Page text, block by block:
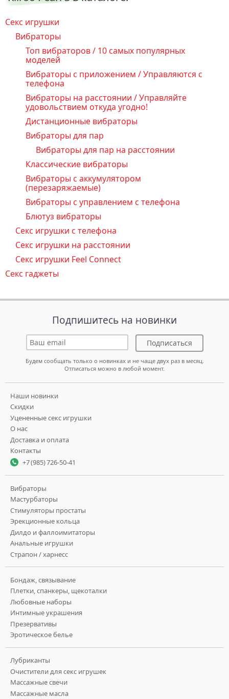
Секс игрушки
Вибраторы
Топ вибраторов / 10 самых популярных
моделей
Вибраторы с приложением / Управляются с
телефона
Вибраторы на расстоянии / Управляйте
удовольствием откуда угодно!
Дистанционные вибраторы
Вибраторы для пар
Вибраторы для пар на расстоянии
Классические вибраторы
Вибраторы с аккумулятором
(перезаряжаемые)
Вибраторы с управлением с телефона
Блютуз вибраторы
Секс игрушки с телефона
Секс игрушки на расстоянии
Секс игрушки Feel Connect
Секс гаджеты
Подпишитесь на новинки
Подписаться
Будем сообщать только о новинках и не чаще двух раз в месяц.
Отписаться можно в любой момент.
Наши новинки
Скидки
Уцененные секс игрушки
О нас
Доставка и оплата
Контакты
+7 (985) 726-50-41
Вибраторы
Мастурбаторы
Стимуляторы простаты
Эрекционные кольца
Дилдо и фаллоимитаторы
Анальные игрушки
Страпон / харнесс
Бондаж, связывание
Плетки, спанкеры, щекоталки
Любовные наборы
Интимные украшения
Презервативы
Эротическое белье
Лубриканты
Очистители для секс игрушек
Массажные свечи
Массажные масла